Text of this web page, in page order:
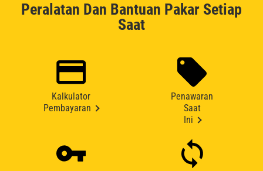
Peralatan Dan Bantuan Pakar Setiap
Saat
Kalkulator
Pembayaran
Penawaran
Saat
Ini